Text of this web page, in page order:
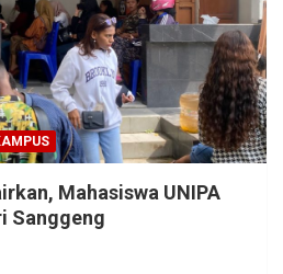
Mahasiswa UNIPA
Sanggeng